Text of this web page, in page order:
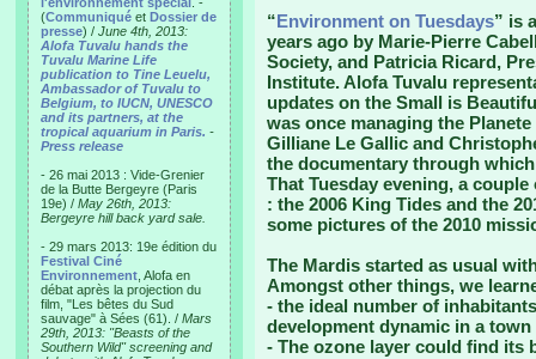
(Communiqué et Dossier de
presse) / June 4th, 2013:
Alofa Tuvalu hands the
Tuvalu Marine Life
publication to Tine Leuelu,
Ambassador of Tuvalu to
Belgium, to IUCN, UNESCO
and its partners, at the
tropical aquarium in Paris. -
Press release
- 26 mai 2013 : Vide-Grenier
de la Butte Bergeyre (Paris
19e) / May 26th, 2013:
Bergeyre hill back yard sale.
- 29 mars 2013: 19e édition du
Festival Ciné
Environnement , Alofa en
débat après la projection du
film, "Les bêtes du Sud
sauvage" à Sées (61). / Mars
29th, 2013: "Beasts of the
Southern Wild" screening and
“Environment on Tuesdays” is
years ago by Marie-Pierre
Society, and Patricia Ricard,
Institute. Alofa Tuvalu
updates on the Small is
was once managing the
Gilliane Le Gallic and
the documentary through
That Tuesday evening, a
: the 2006 King Tides and the
some pictures of the 2010
The Mardis started as usual
Amongst other things, we
- the ideal number of
development dynamic in a town
- The ozone layer could find its